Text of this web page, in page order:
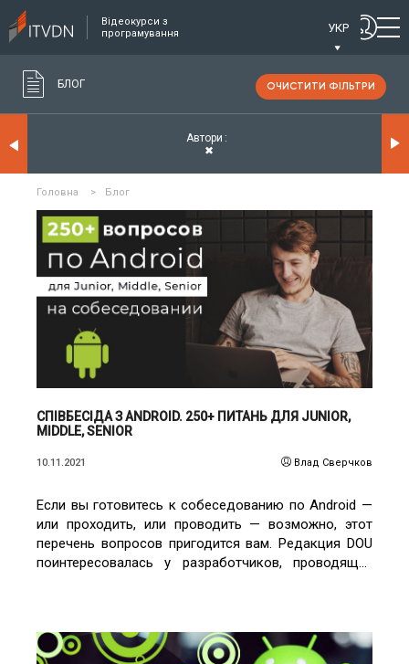
Відеокурси з
програмування
УКР
БЛОГ ОЧИСТИТИ ФІЛЬТРИ
Автори
✖
Головна > Блог
ЧИТАТИ ДЕТАЛЬНІШЕ
СПІВБЕСІДА З ANDROID. 250+ ПИТАНЬ ДЛЯ JUNIOR,
MIDDLE, SENIOR
10.11.2021 Влад Сверчков
Если вы готовитесь к собеседованию по Android —
или проходить, или проводить — возможно, этот
перечень вопросов пригодится вам. Редакция DOU
поинтересовалась у разработчиков, проводящих